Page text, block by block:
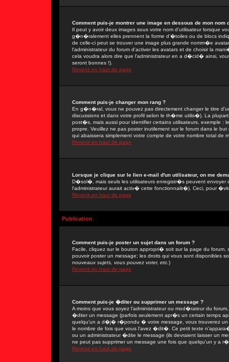
Comment puis-je montrer une image en dessous de mon nom
Il peut y avoir deux images sous votre nom d'utilisateur lorsque
g�n�ralement elles prennent la forme d'�toiles ou de blocs
de celle-ci peut se trouver une image plus grande nomm�e
l'administrateur du forum d'activer les avatars et de choisir la
cela voudra alors dire que l'administrateur en a d�cid� ainsi,
seront bonnes !).
Revenir en haut de page
Comment puis-je changer mon rang ?
En g�n�ral, vous ne pouvez pas directement changer le titre
discussions et dans votre profil selon le th�me utilis�). La
post�s, mais aussi pour identifier certains utilisateurs, exemple
propre. Veuillez ne pas poster inutilement sur le forum dans le
qui abaissera simplement votre compte de votre nombre total de
Revenir en haut de page
Lorsque je clique sur le lien e-mail d'un utilisateur, on me
D�sol�, mais seuls les utilisateurs enregistr�s peuvent
l'administrateur aurait activ� cette fonctionnalit�). Ceci, pour
Revenir en haut de page
Publication
Comment puis-je poster un sujet dans un forum ?
Facile, cliquez sur le bouton appropri� soit sur la page du
pouvoir poster un message; les droits qui vous sont disponibles
nouveaux sujets, vous pouvez voter, etc. )
Revenir en haut de page
Comment puis-je �diter ou supprimer un message ?
A moins que vous soyez l'administrateur ou mod�rateur du
�diter un message (parfois seulement apr�s un certain temps
quelqu'un a d�j� r�pondu � votre message, vous trouverez un
le nombre de fois que vous l'avez �dit�. Ce petit texte
ou un administrateur �dite le message (ils devraient laisser un
ne peut pas supprimer un message une fois que quelqu'un y a
Revenir en haut de page